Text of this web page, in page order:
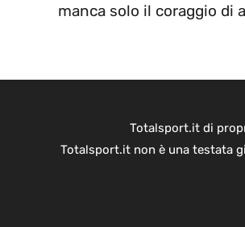
manca solo il coraggio di
Totalsport.it di
Totalsport.it non è una testata